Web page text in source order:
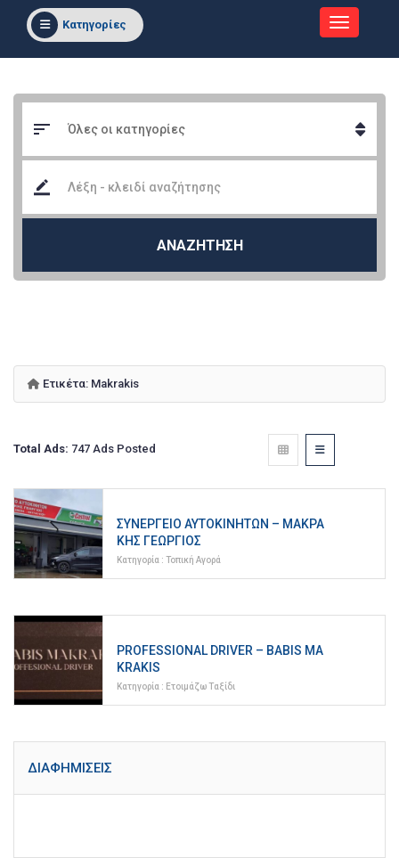
Κατηγορίες
ΑΝΑΖΗΤΗΣΗ
Ετικέτα: Makrakis
Total Ads: 747 Ads Posted
ΣΥΝΕΡΓΕΊΟ ΑΥΤΟΚΙΝΉΤΩΝ – ΜΑΚΡΆ
ΚΗΣ ΓΕΏΡΓΙΟΣ
Κατηγορία : Τοπική Αγορά
PROFESSIONAL DRIVER – BABIS MA
KRAKIS
Κατηγορία : Ετοιμάζω Ταξίδι
ΔΙΑΦΗΜΊΣΕΙΣ